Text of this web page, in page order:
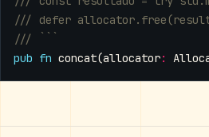
pub fn concat(allocator: